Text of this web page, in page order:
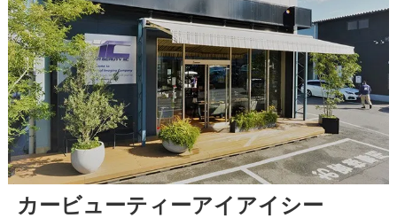
カービューティーアイアイシー